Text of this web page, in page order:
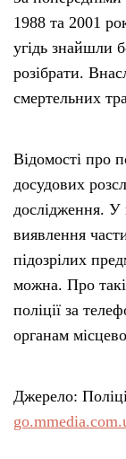
1988 та 2001
угідь знайшли
розібрати.
смертельних
Відомості про
досудових
дослідження. У
виявлення
підозрілих
можна. Про
поліції за
органам
Джерело: